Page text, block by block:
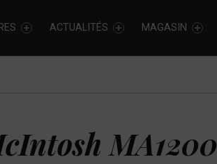
ACTUALITÉS MAGASIN
MA1200